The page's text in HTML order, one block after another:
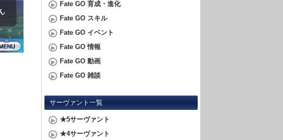
Fate GO 育成・進化
Fate GO スキル
Fate GO イベント
Fate GO 情報
Fate GO 動画
Fate GO 雑談
サーヴァント一覧
★5サーヴァント
★4サーヴァント